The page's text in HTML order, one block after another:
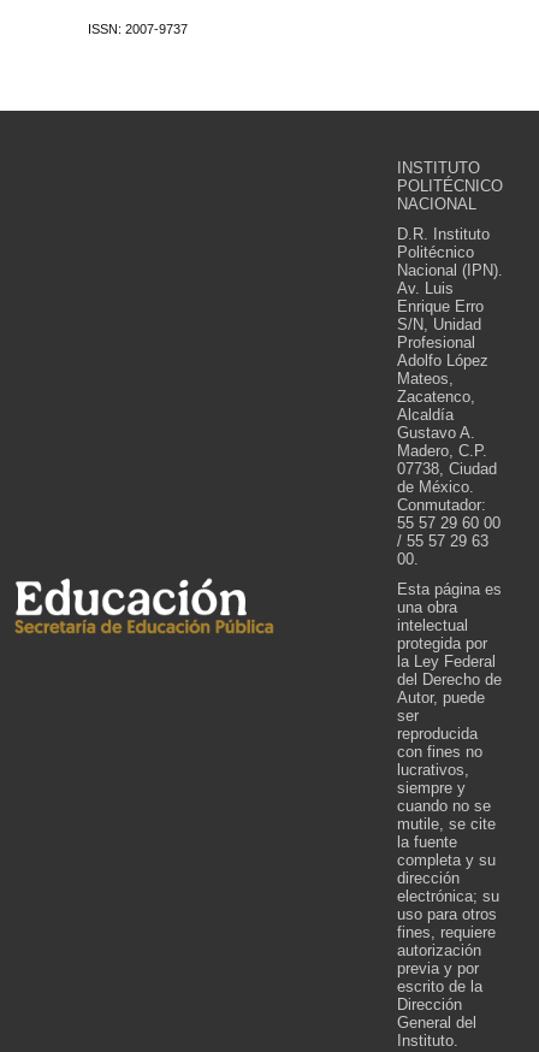
ISSN: 2007-9737
INSTITUTO
POLITÉCNICO
NACIONAL
D.R. Instituto
Politécnico
Nacional (IPN).
Av. Luis
Enrique Erro
S/N, Unidad
Profesional
Adolfo López
Mateos,
Zacatenco,
Alcaldía
Gustavo A.
Madero, C.P.
07738, Ciudad
de México.
Conmutador:
55 57 29 60 00
/ 55 57 29 63
00.
Esta página es
una obra
intelectual
protegida por
la Ley Federal
del Derecho de
Autor, puede
ser
reproducida
con fines no
lucrativos,
siempre y
cuando no se
mutile, se cite
la fuente
completa y su
dirección
electrónica; su
uso para otros
fines, requiere
autorización
previa y por
escrito de la
Dirección
General del
Instituto.